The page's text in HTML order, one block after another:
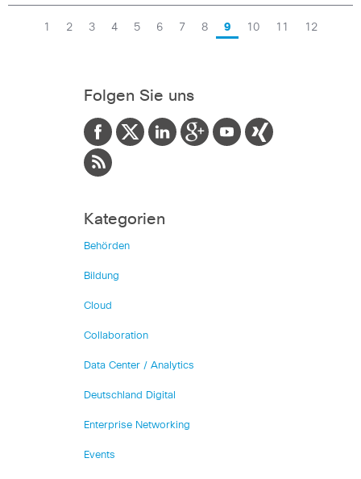
1 2 3 4 5 6 7 8 9 10 11 12
Folgen Sie uns
Kategorien
Behörden
Bildung
Cloud
Collaboration
Data Center / Analytics
Deutschland Digital
Enterprise Networking
Events